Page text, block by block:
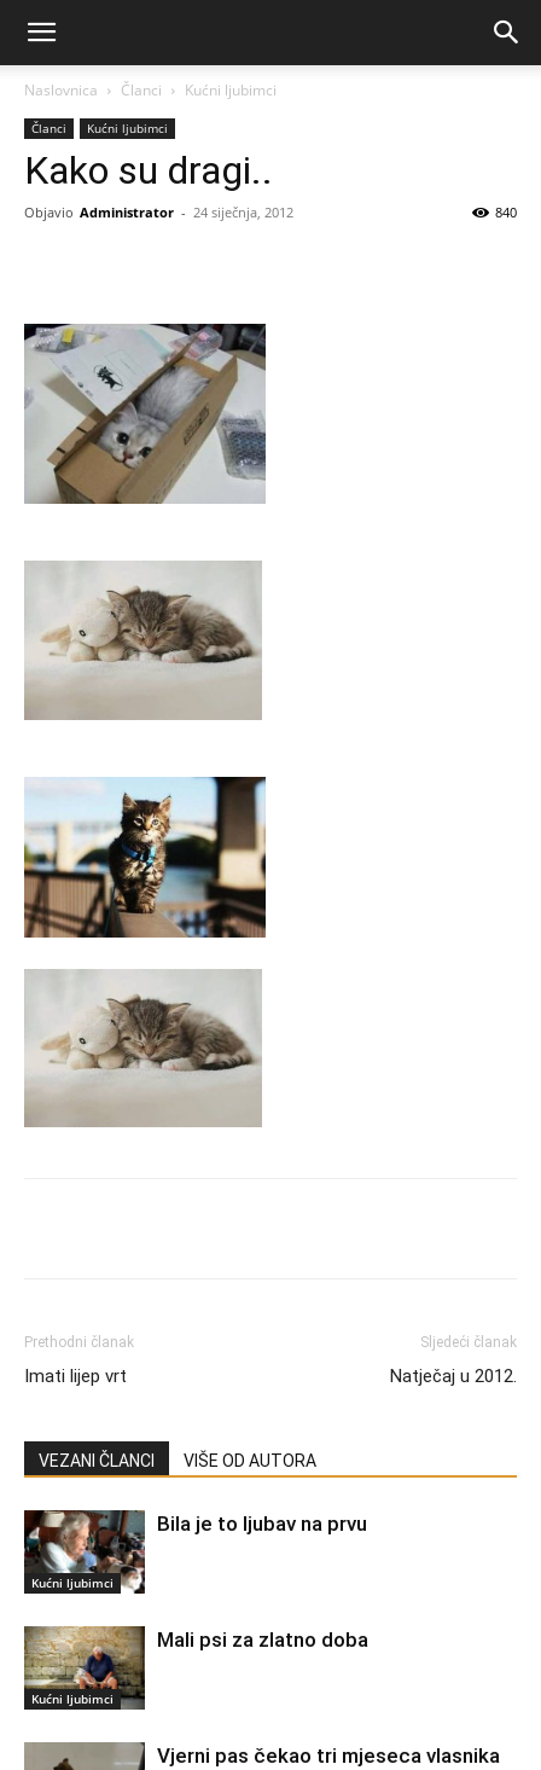
Naslovnica Članci Kućni ljubimci
Članci Kućni ljubimci
Kako su dragi..
Objavio Administrator - 24 siječnja, 2012 840
Prethodni članak
Imati lijep vrt
Sljedeći članak
Natječaj u 2012.
VEZANI ČLANCI VIŠE OD AUTORA
Kućni ljubimci
Bila je to ljubav na prvu
Kućni ljubimci
Mali psi za zlatno doba
Vjerni pas čekao tri mjeseca vlasnika